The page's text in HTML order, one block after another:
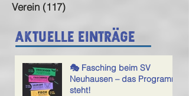
Verein (117)
Aktuelle Einträge
🎭 Fasching beim SV
Neuhausen – das Programm
steht!